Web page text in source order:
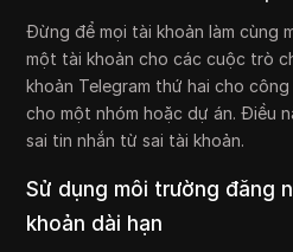
Đừng để mọi tài khoản làm cùng
một tài khoản cho các cuộc trò
khoản Telegram thứ hai cho
cho một nhóm hoặc dự án. Điều
sai tin nhắn từ sai tài khoản.
Sử dụng môi trường đăng
khoản dài hạn